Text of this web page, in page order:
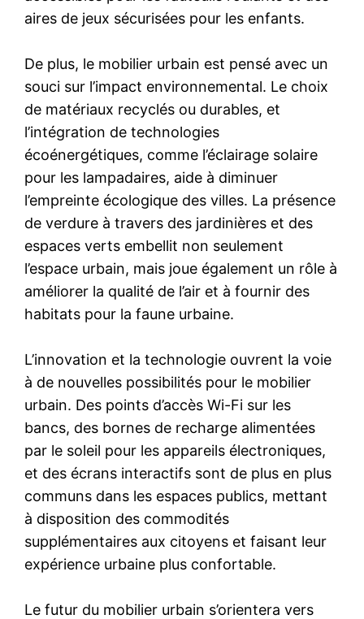
aires de jeux sécurisées pour les enfants.
De plus, le mobilier urbain est pensé avec un
souci sur l’impact environnemental. Le choix
de matériaux recyclés ou durables, et
l’intégration de technologies
écoénergétiques, comme l’éclairage solaire
pour les lampadaires, aide à diminuer
l’empreinte écologique des villes. La présence
de verdure à travers des jardinières et des
espaces verts embellit non seulement
l’espace urbain, mais joue également un rôle à
améliorer la qualité de l’air et à fournir des
habitats pour la faune urbaine.
L’innovation et la technologie ouvrent la voie
à de nouvelles possibilités pour le mobilier
urbain. Des points d’accès Wi-Fi sur les
bancs, des bornes de recharge alimentées
par le soleil pour les appareils électroniques,
et des écrans interactifs sont de plus en plus
communs dans les espaces publics, mettant
à disposition des commodités
supplémentaires aux citoyens et faisant leur
expérience urbaine plus confortable.
Le futur du mobilier urbain s’orientera vers